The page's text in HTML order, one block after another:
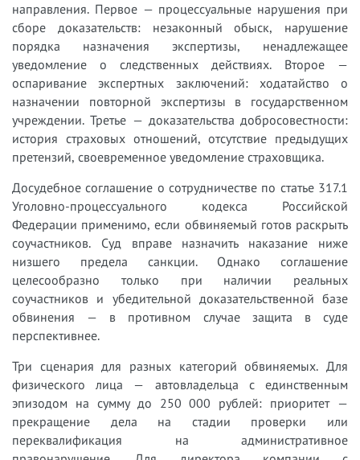
направления. Первое — процессуальные нарушения при
сборе доказательств: незаконный обыск, нарушение
порядка назначения экспертизы, ненадлежащее
уведомление о следственных действиях. Второе —
оспаривание экспертных заключений: ходатайство о
назначении повторной экспертизы в государственном
учреждении. Третье — доказательства добросовестности:
история страховых отношений, отсутствие предыдущих
претензий, своевременное уведомление страховщика.
Досудебное соглашение о сотрудничестве по статье 317.1
Уголовно-процессуального кодекса Российской
Федерации применимо, если обвиняемый готов раскрыть
соучастников. Суд вправе назначить наказание ниже
низшего предела санкции. Однако соглашение
целесообразно только при наличии реальных
соучастников и убедительной доказательственной базе
обвинения — в противном случае защита в суде
перспективнее.
Три сценария для разных категорий обвиняемых. Для
физического лица — автовладельца с единственным
эпизодом на сумму до 250 000 рублей: приоритет —
прекращение дела на стадии проверки или
переквалификация на административное